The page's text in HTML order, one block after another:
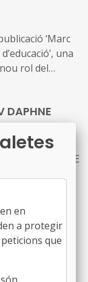
‘Marc
una
rol del
DAPHNE
d'euros la
a festivals
per la qual es
en
a protegir
que